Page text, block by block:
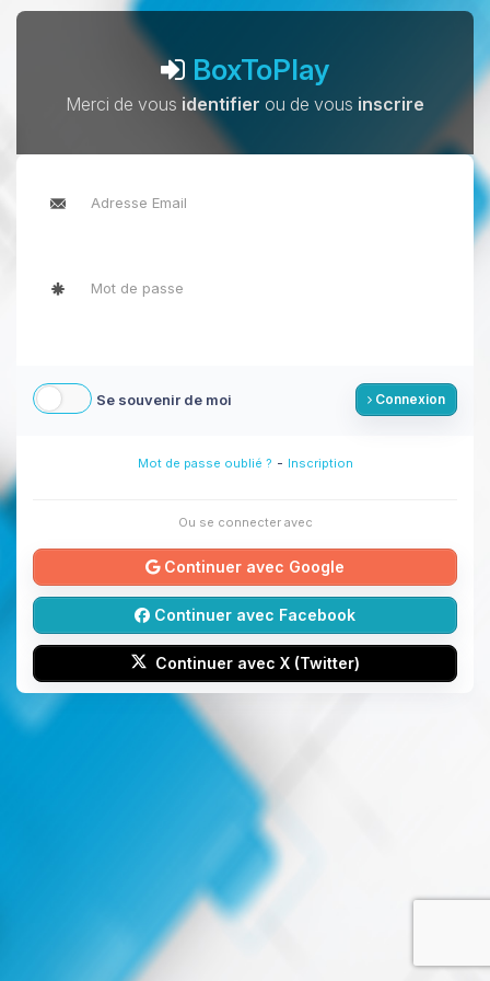
BoxToPlay
Merci de vous identifier ou de vous inscrire
Se souvenir de moi Connexion
Mot de passe oublié ? - Inscription
Ou se connecter avec
Continuer avec Google
Continuer avec Facebook
Continuer avec X (Twitter)